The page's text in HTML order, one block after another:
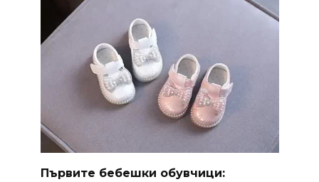
Първите бебешки обувчици: